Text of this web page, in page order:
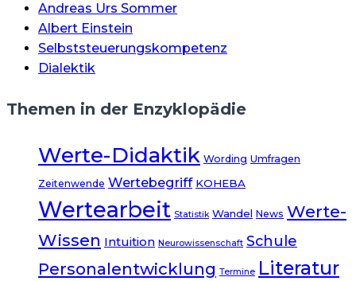
Andreas Urs Sommer
Albert Einstein
Selbststeuerungskompetenz
Dialektik
Themen in der Enzyklopädie
Werte-Didaktik Wording Umfragen
Zeitenwende Wertebegriff KOHEBA
Wertearbeit Statistik Wandel News Werte-
Wissen Intuition Neurowissenschaft Schule
Personalentwicklung Termine Literatur